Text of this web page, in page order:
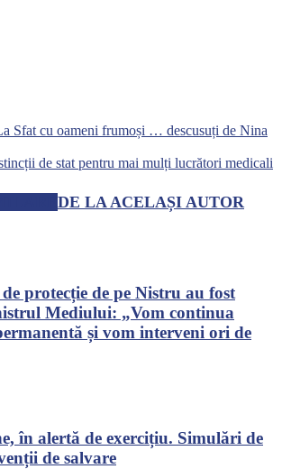
Sfat cu oameni frumoși … descusuți de Nina
de stat pentru mai mulți lucrători medicali
DE LA ACELAȘI AUTOR
protecție de pe Nistru au fost
Mediului: „Vom continua
și vom interveni ori de
în alertă de exercițiu. Simulări de
de salvare